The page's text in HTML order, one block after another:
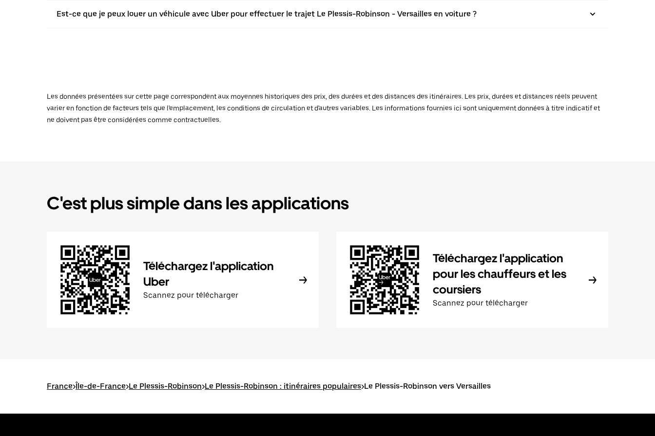
Est-ce que je peux louer un véhicule avec Uber pour effectuer le trajet Le Plessis-Robinson - Versailles en voiture ?
Les données présentées sur cette page correspondent aux moyennes historiques des prix, des durées et des distances des itinéraires. Les prix, durées et distances réels peuvent
varier en fonction de facteurs tels que l'emplacement, les conditions de circulation et d'autres variables. Les informations fournies ici sont uniquement données à titre indicatif et
ne doivent pas être considérées comme contractuelles.
C'est plus simple dans les applications
Téléchargez l'application
Uber
Scannez pour télécharger
Téléchargez l'application
pour les chauffeurs et les
coursiers
Scannez pour télécharger
France>Île-de-France>Le Plessis-Robinson>Le Plessis-Robinson : itinéraires populaires>Le Plessis-Robinson vers Versailles